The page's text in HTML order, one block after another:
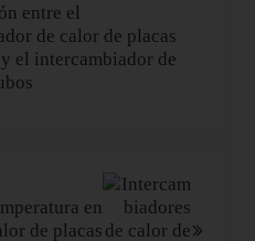
entre el
de calor de placas
el intercambiador de
en
de placas